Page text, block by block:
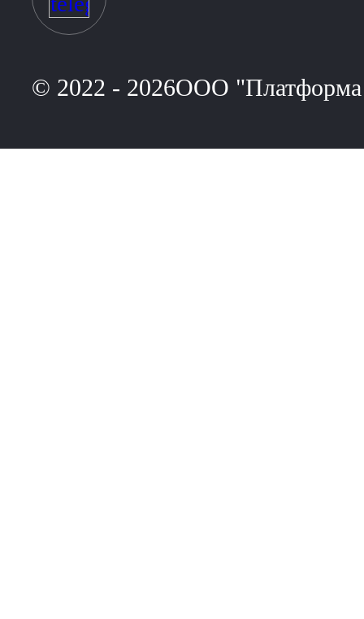
© 2022 - 2026ООО "Платформа